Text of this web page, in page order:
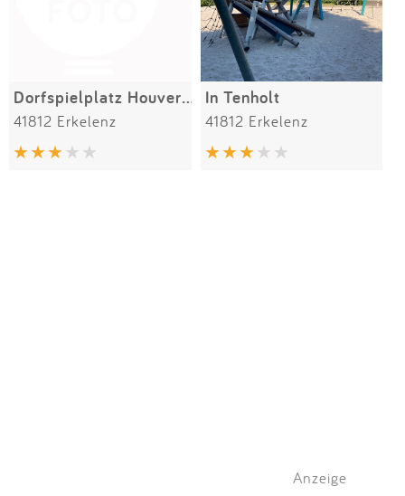
Dorfspielplatz Houverath
41812 Erkelenz
In Tenholt
41812 Erkelenz
Anzeige